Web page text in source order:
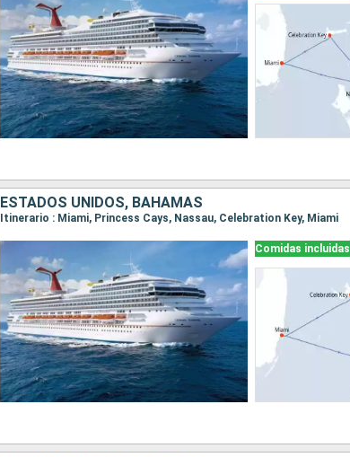
ESTADOS UNIDOS, BAHAMAS
Itinerario : Miami, Princess Cays, Nassau, Celebration Key, Miami
Comidas incluidas